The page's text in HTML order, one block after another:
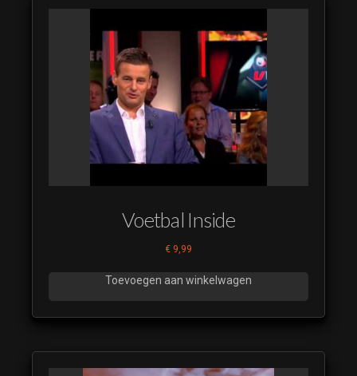
Voetbal Inside
€ 9,99
Toevoegen aan winkelwagen